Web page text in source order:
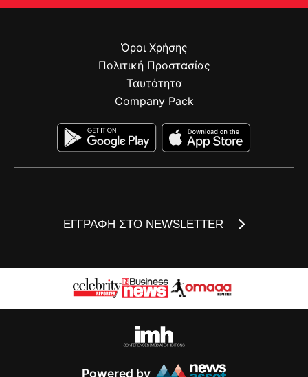
ΕΓΓΡΑΦΗ ΣΤΟ NEWSLETTER
Όροι Χρήσης
Πολιτική Προστασίας
Ταυτότητα
Company Pack
Powered by